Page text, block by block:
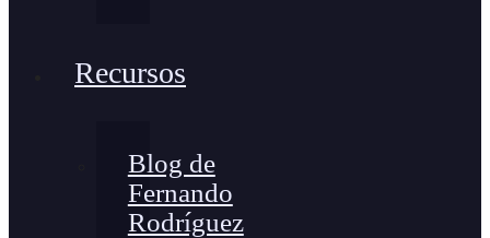
Recursos
Blog de
Fernando
Rodríguez